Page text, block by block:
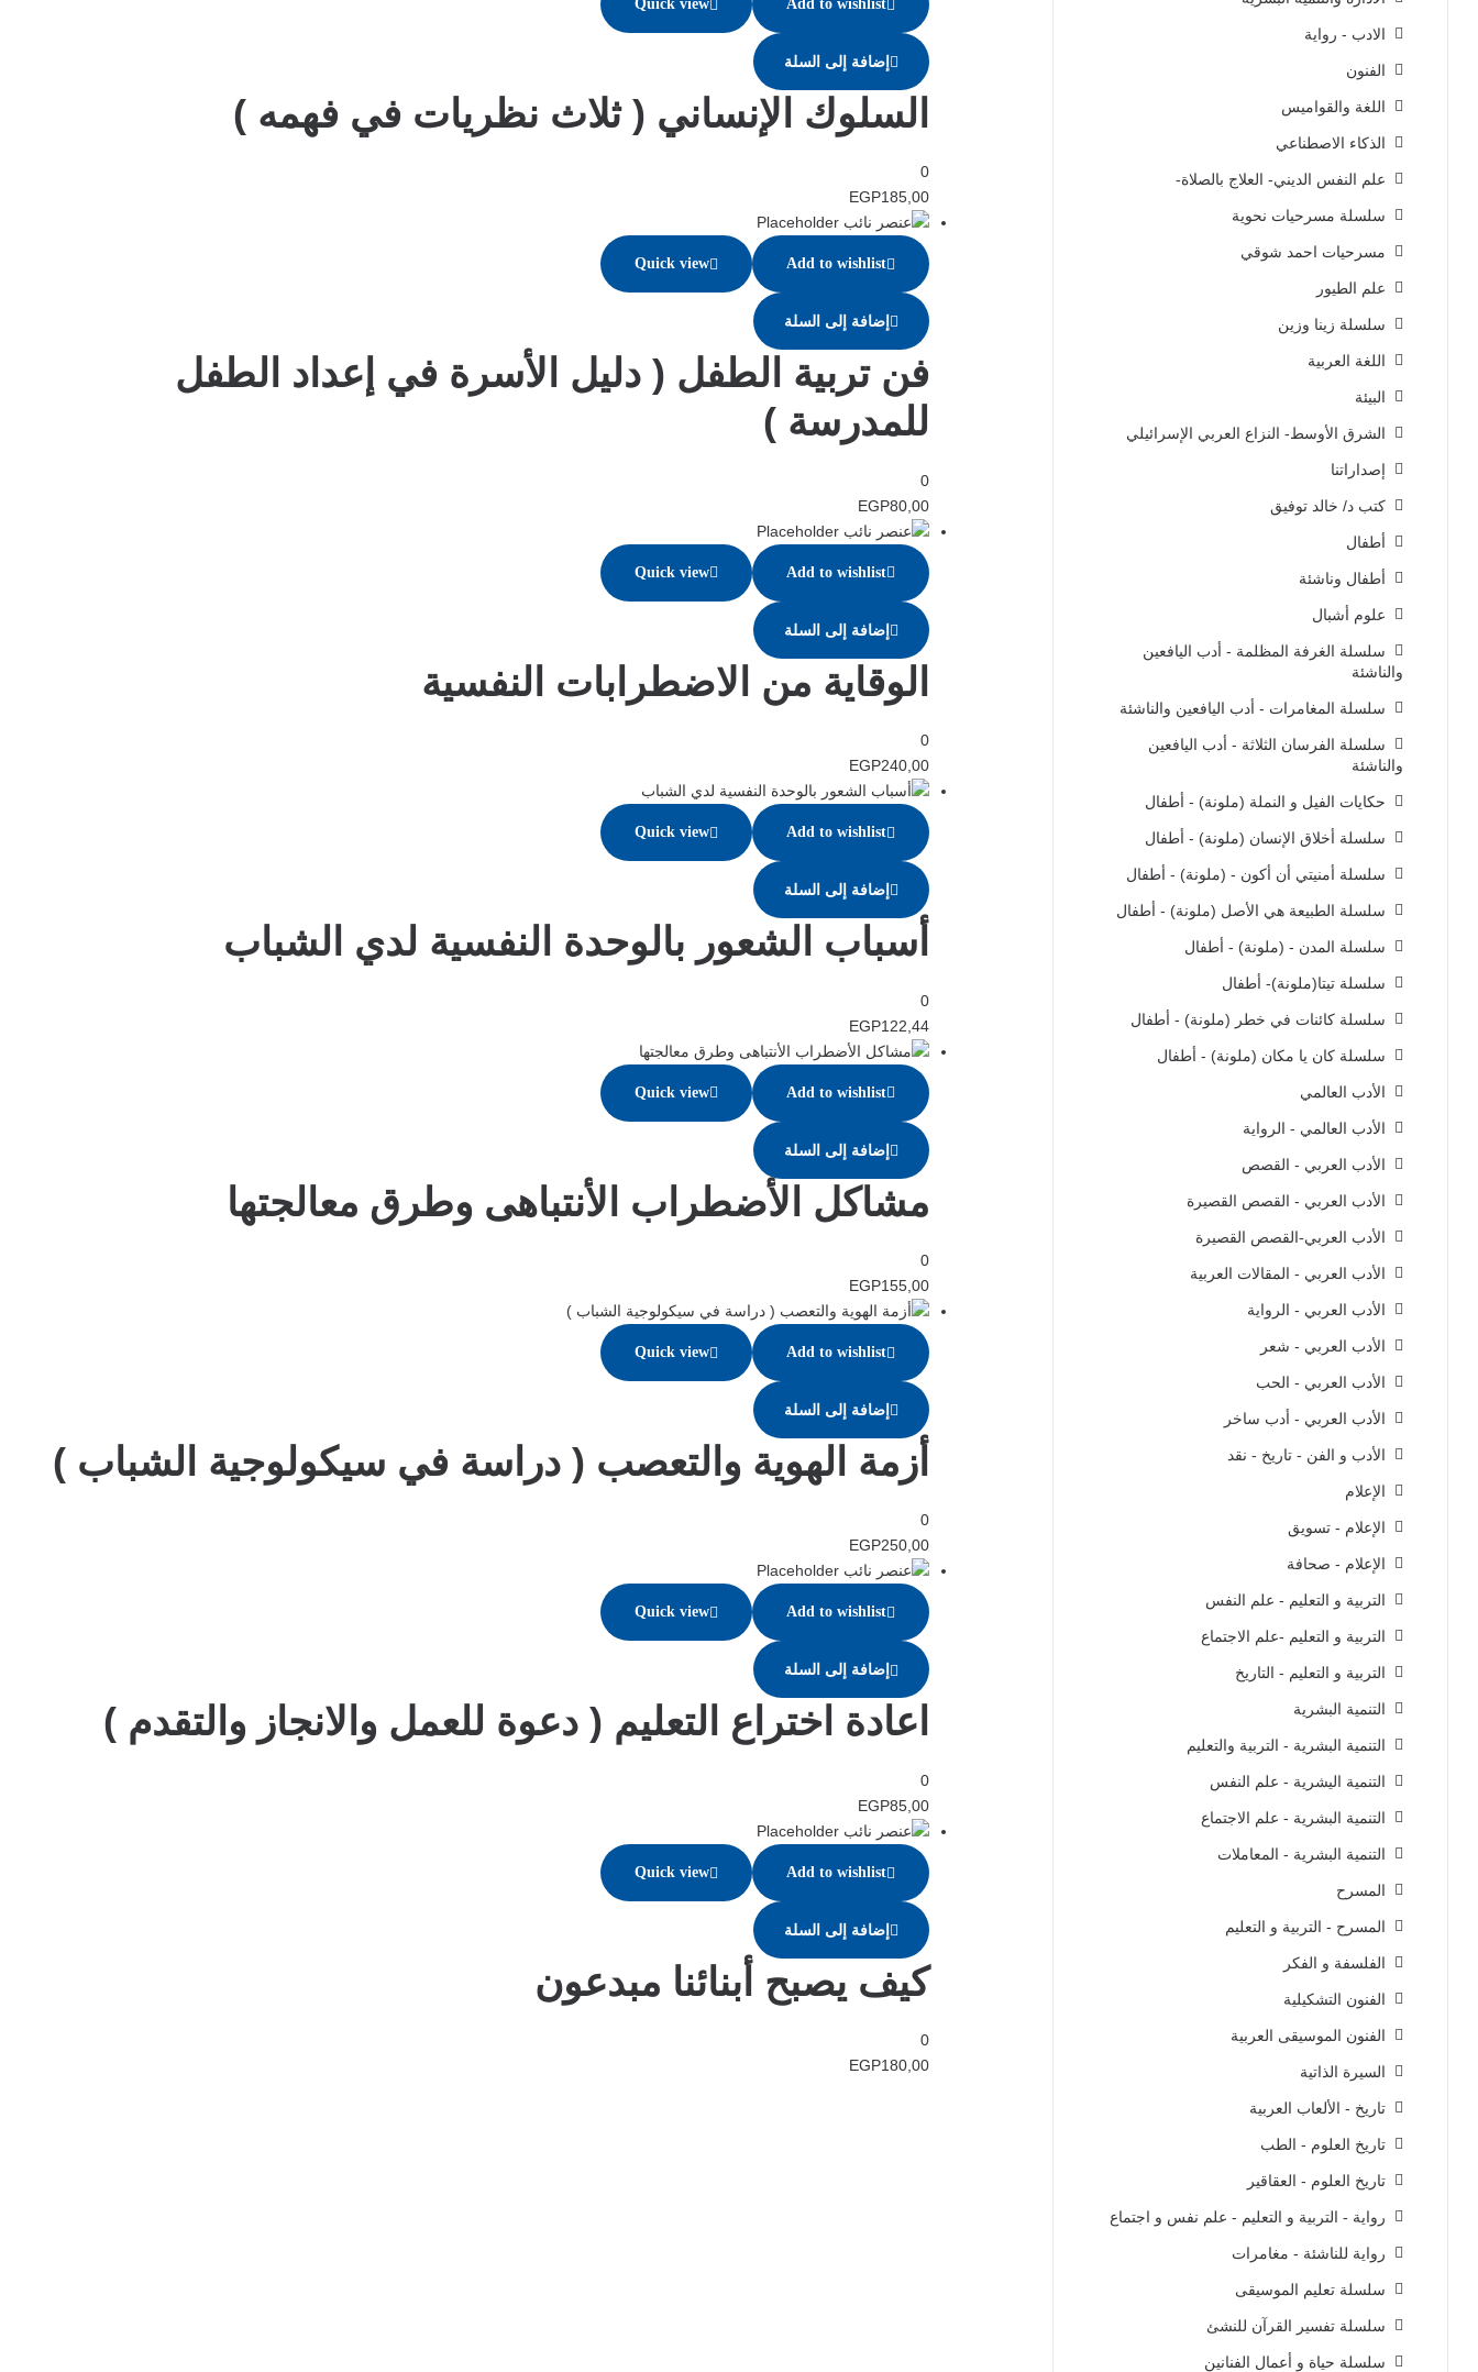
Add to wishlist
Quick view
إضافة إلى السلة
السلوك الإنساني ( ثلاث نظريات في فهمه )
0
EGP185,00
Add to wishlist
Quick view
إضافة إلى السلة
فن تربية الطفل ( دليل الأسرة في إعداد الطفل
للمدرسة )
0
EGP80,00
Add to wishlist
Quick view
إضافة إلى السلة
الوقاية من الاضطرابات النفسية
0
EGP240,00
Add to wishlist
Quick view
إضافة إلى السلة
أسباب الشعور بالوحدة النفسية لدي الشباب
0
EGP122,44
Add to wishlist
Quick view
إضافة إلى السلة
مشاكل الأضطراب الأنتباهى وطرق معالجتها
0
EGP155,00
Add to wishlist
Quick view
إضافة إلى السلة
أزمة الهوية والتعصب ( دراسة في سيكولوجية الشباب )
0
EGP250,00
Add to wishlist
Quick view
إضافة إلى السلة
اعادة اختراع التعليم ( دعوة للعمل والانجاز والتقدم )
0
EGP85,00
Add to wishlist
Quick view
إضافة إلى السلة
كيف يصبح أبنائنا مبدعون
0
EGP180,00
الادب - رواية
الفنون
اللغة والقواميس
الذكاء الاصطناعي
علم النفس الديني- العلاج بالصلاة-
سلسلة مسرحيات نحوية
مسرحيات احمد شوقي
علم الطيور
سلسلة زينا وزين
اللغة العربية
البيئة
الشرق الأوسط- النزاع العربي الإسرائيلي
إصداراتنا
كتب د/ خالد توفيق
أطفال
أطفال وناشئة
علوم أشبال
سلسلة الغرفة المظلمة - أدب اليافعين
والناشئة
سلسلة المغامرات - أدب اليافعين والناشئة
سلسلة الفرسان الثلاثة - أدب اليافعين
والناشئة
حكايات الفيل و النملة (ملونة) - أطفال
سلسلة أخلاق الإنسان (ملونة) - أطفال
سلسلة أمنيتي أن أكون - (ملونة) - أطفال
سلسلة الطبيعة هي الأصل (ملونة) - أطفال
سلسلة المدن - (ملونة) - أطفال
سلسلة تيتا(ملونة)- أطفال
سلسلة كائنات في خطر (ملونة) - أطفال
سلسلة كان يا مكان (ملونة) - أطفال
الأدب العالمي
الأدب العالمي - الرواية
الأدب العربي - القصص
الأدب العربي - القصص القصيرة
الأدب العربي-القصص القصيرة
الأدب العربي - المقالات العربية
الأدب العربي - الرواية
الأدب العربي - شعر
الأدب العربي - الحب
الأدب العربي - أدب ساخر
الأدب و الفن - تاريخ - نقد
الإعلام
الإعلام - تسويق
الإعلام - صحافة
التربية و التعليم - علم النفس
التربية و التعليم -علم الاجتماع
التربية و التعليم - التاريخ
التنمية البشرية
التنمية البشرية - التربية والتعليم
التنمية اليشرية - علم النفس
التنمية البشرية - علم الاجتماع
التنمية البشرية - المعاملات
المسرح
المسرح - التربية و التعليم
الفلسفة و الفكر
الفنون التشكيلية
الفنون الموسيقى العربية
السيرة الذاتية
تاريخ - الألعاب العربية
تاريخ العلوم - الطب
تاريخ العلوم - العقاقير
رواية - التربية و التعليم - علم نفس و اجتماع
رواية للناشئة - مغامرات
سلسلة تعليم الموسيقى
سلسلة تفسير القرآن للنشئ
سلسلة حياة و أعمال الفنانين